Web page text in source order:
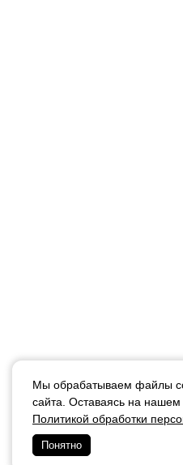
Мы обрабатываем файлы
сайта. Оставаясь на
Политикой обработки
Понятно